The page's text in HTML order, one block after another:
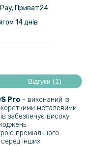
ZTE Nubia Z60s Pro​​​
Приват24
14 днів
Відгуки (1)
Pro - виконаний із
металевими
забезпечує високу
преміального
інших.